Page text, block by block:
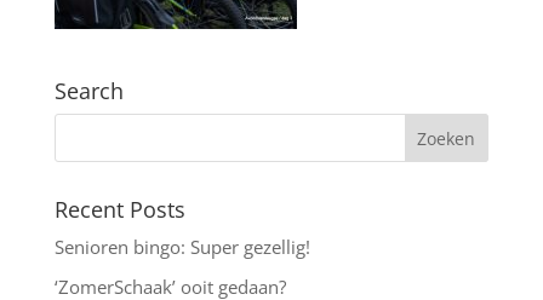
Search
Recent Posts
Senioren bingo: Super gezellig!
‘ZomerSchaak’ ooit gedaan?